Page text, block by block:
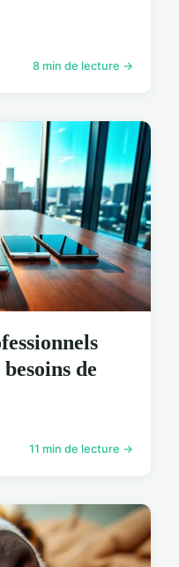
8 min de lecture →
de
11 min de lecture →